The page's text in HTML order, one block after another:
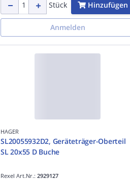
Stück
Hinzufügen
Anmelden
HAGER
SL20055932D2, Geräteträger-Oberteil
SL 20x55 D Buche
Rexel Art.Nr.: 2929127